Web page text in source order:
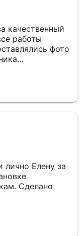
качественный
работы
фото
компании
лично Елену за
Сделано